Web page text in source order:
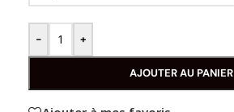
- +
AJOUTER AU PANIER